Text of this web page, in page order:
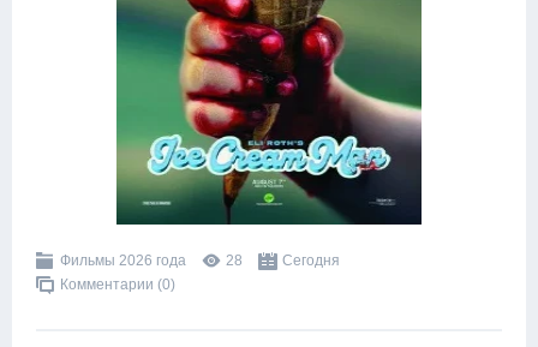
Фильмы 2026 года 28
Сегодня
Комментарии (0)